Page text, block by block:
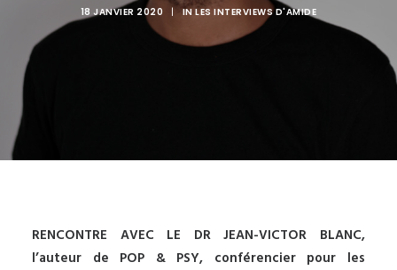
RECHERCHE
18 JANVIER 2020 | INLES INTERVIEWS D'AMIDE
RENCONTRE AVEC LE DR JEAN-VICTOR BLANC,
l’auteur de POP & PSY, conférencier pour les